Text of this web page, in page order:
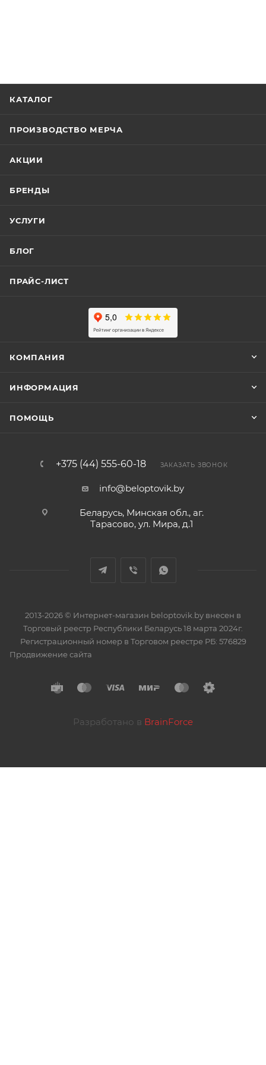
КАТАЛОГ
ПРОИЗВОДСТВО МЕРЧА
АКЦИИ
БРЕНДЫ
УСЛУГИ
БЛОГ
ПРАЙС-ЛИСТ
КОМПАНИЯ
ИНФОРМАЦИЯ
ПОМОЩЬ
+375 (44) 555-60-18 ЗАКАЗАТЬ ЗВОНОК
info@beloptovik.by
Беларусь, Минская обл., аг.
Тарасово, ул. Мира, д.1
2013-2026 © Интернет-магазин beloptovik.by внесен в
Торговый реестр Республики Беларусь 18 марта 2024г.
Регистрационный номер в Торговом реестре РБ: 576829
Продвижение сайта
Разработано в BrainForce